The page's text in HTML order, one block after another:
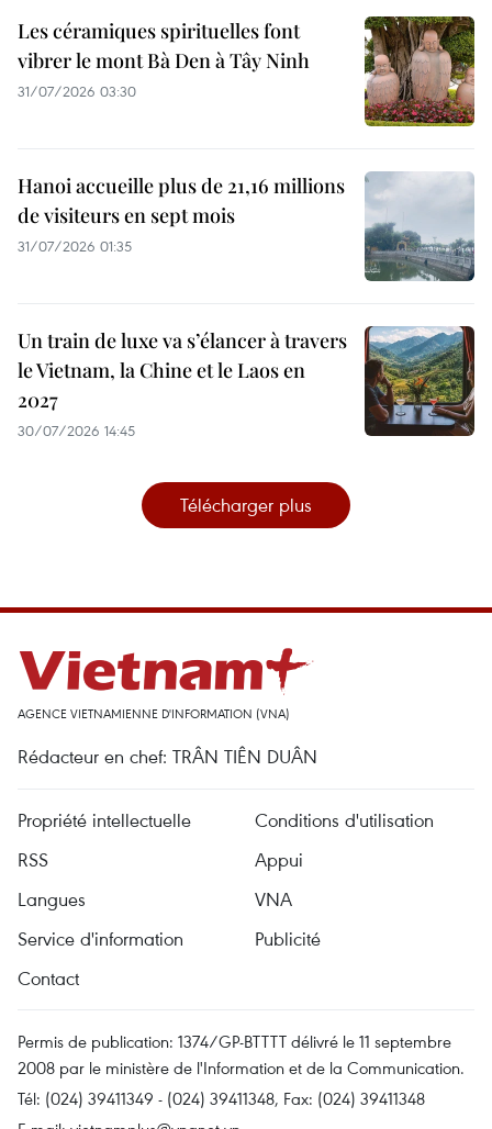
Les céramiques spirituelles font
vibrer le mont Bà Den à Tây Ninh
31/07/2026 03:30
Hanoi accueille plus de 21,16 millions
de visiteurs en sept mois ​
31/07/2026 01:35
Un train de luxe va s’élancer à travers
le Vietnam, la Chine et le Laos en
2027
30/07/2026 14:45
Télécharger plus
AGENCE VIETNAMIENNE D'INFORMATION (VNA)
Rédacteur en chef: TRÂN TIÊN DUÂN
Propriété intellectuelle
Conditions d'utilisation
RSS
Appui
Langues
VNA
Service d'information
Publicité
Contact
Permis de publication: 1374/GP-BTTTT délivré le 11 septembre
2008 par le ministère de l'Information et de la Communication.
Tél: (024) 39411349 - (024) 39411348, Fax: (024) 39411348